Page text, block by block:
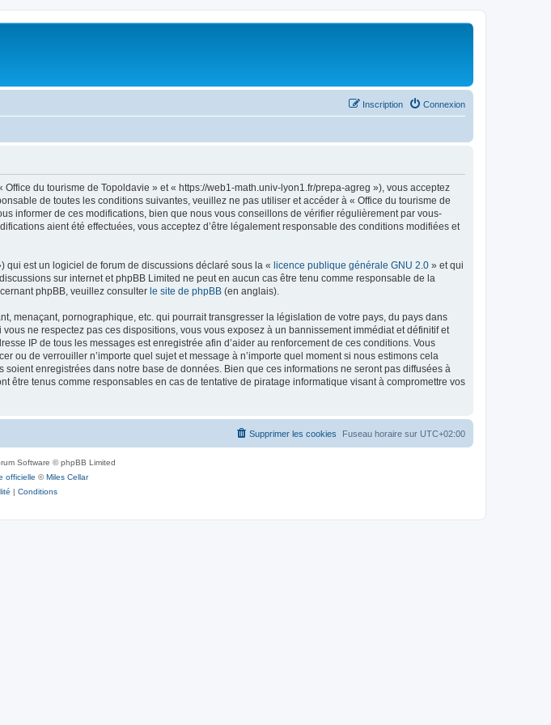
Connexion
Inscription
du tourisme de Topoldavie » et « https://web1-math.univ-lyon1.fr/prepa-agreg »), vous acceptez
de toutes les conditions suivantes, veuillez ne pas utiliser et accéder à « Office du tourisme de
informer de ces modifications, bien que nous vous conseillons de vérifier régulièrement par vous-
aient été effectuées, vous acceptez d’être légalement responsable des conditions modifiées et
est un logiciel de forum de discussions déclaré sous la « licence publique générale GNU 2.0 » et qui
sur internet et phpBB Limited ne peut en aucun cas être tenu comme responsable de la
phpBB, veuillez consulter le site de phpBB (en anglais).
menaçant, pornographique, etc. qui pourrait transgresser la législation de votre pays, du pays dans
ne respectez pas ces dispositions, vous vous exposez à un bannissement immédiat et définitif et
IP de tous les messages est enregistrée afin d’aider au renforcement de ces conditions. Vous
ou de verrouiller n’importe quel sujet et message à n’importe quel moment si nous estimons cela
enregistrées dans notre base de données. Bien que ces informations ne seront pas diffusées à
être tenus comme responsables en cas de tentative de piratage informatique visant à compromettre vos
Fuseau horaire sur UTC+02:00
Supprimer les cookies
Software © phpBB Limited
officielle ©Miles Cellar
| Conditions